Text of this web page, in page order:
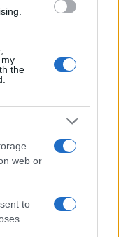
the
web or
to
un
dati del
come il
reale
sia crollato